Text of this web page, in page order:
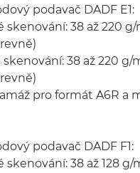
podavač DADF E1:
38 až 220 g/
38 až 220 g/
pro formát A6R a
podavač DADF F1:
38 až 128 g/